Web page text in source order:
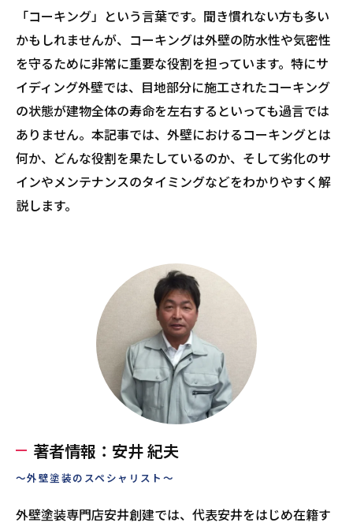
「コーキング」という言葉です。聞き慣れない方も多い
かもしれませんが、コーキングは外壁の防水性や気密性
を守るために非常に重要な役割を担っています。特にサ
イディング外壁では、目地部分に施工されたコーキング
の状態が建物全体の寿命を左右するといっても過言では
ありません。本記事では、外壁におけるコーキングとは
何か、どんな役割を果たしているのか、そして劣化のサ
インやメンテナンスのタイミングなどをわかりやすく解
説します。
著者情報：安井 紀夫
～外壁塗装のスペシャリスト～
外壁塗装専門店安井創建では、代表安井をはじめ在籍す